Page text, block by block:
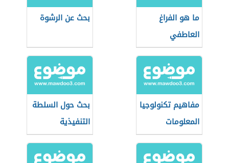
ما هو الفراغ
العاطفي
بحث عن الرشوة
مفاهيم تكنولوجيا
المعلومات
بحث حول السلطة
التنفيذية